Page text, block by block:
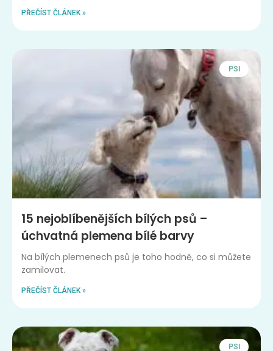
PŘEČÍST ČLÁNEK »
PSI
15 nejoblíbenějších bílých psů –
úchvatná plemena bílé barvy
Na bílých plemenech psů je toho hodně, co si můžete
zamilovat.
PŘEČÍST ČLÁNEK »
PSI